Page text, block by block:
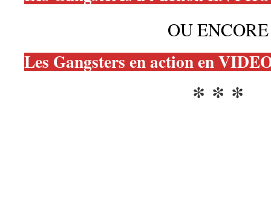
OU ENCORE
Les Gangsters en action en
* * *